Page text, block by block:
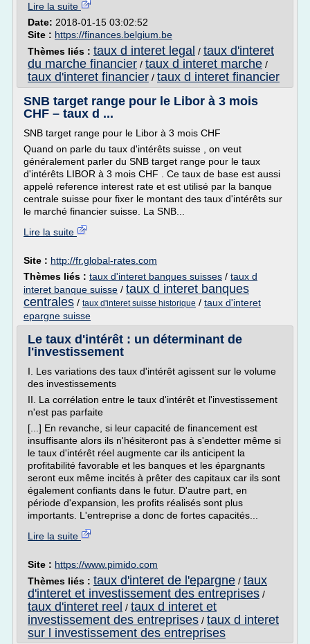
Lire la suite
Date: 2018-01-15 03:02:52
Site : https://finances.belgium.be
Thèmes liés : taux d interet legal / taux d'interet
du marche financier / taux d interet marche /
taux d'interet financier / taux d interet financier
SNB target range pour le Libor à 3 mois
CHF – taux d ...
SNB target range pour le Libor à 3 mois CHF
Quand on parle du taux d'intérêts suisse , on veut
généralement parler du SNB target range pour le taux
d'intérêts LIBOR à 3 mois CHF . Ce taux de base est aussi
appelé reference interest rate et est utilisé par la banque
centrale suisse pour fixer le montant des taux d'intérêts sur
le marché financier suisse. La SNB...
Lire la suite
Site : http://fr.global-rates.com
Thèmes liés : taux d'interet banques suisses / taux d
interet banque suisse / taux d interet banques
centrales / taux d'interet suisse historique / taux d'interet
epargne suisse
Le taux d'intérêt : un déterminant de
l'investissement
I. Les variations des taux d'intérêt agissent sur le volume
des investissements
II. La corrélation entre le taux d'intérêt et l'investissement
n'est pas parfaite
[...] En revanche, si leur capacité de financement est
insuffisante alors ils n'hésiteront pas à s'endetter même si
le taux d'intérêt réel augmente car ils anticipent la
profitabilité favorable et les banques et les épargnants
seront eux même incités à prêter des capitaux car ils sont
également confiants dans le futur. D'autre part, en
période d'expansion, les profits réalisés sont plus
importants. L'entreprise a donc de fortes capacités...
Lire la suite
Site : https://www.pimido.com
Thèmes liés : taux d'interet de l'epargne / taux
d'interet et investissement des entreprises /
taux d'interet reel / taux d interet et
investissement des entreprises / taux d interet
sur l investissement des entreprises